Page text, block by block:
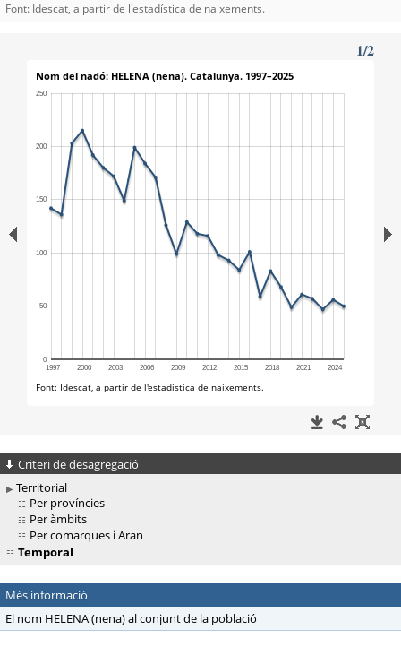
Font: Idescat, a partir de l'estadística de naixements.
Criteri de desagregació
Territorial
Per províncies
Per àmbits
Per comarques i Aran
Temporal
Més informació
El nom HELENA (nena) al conjunt de la població